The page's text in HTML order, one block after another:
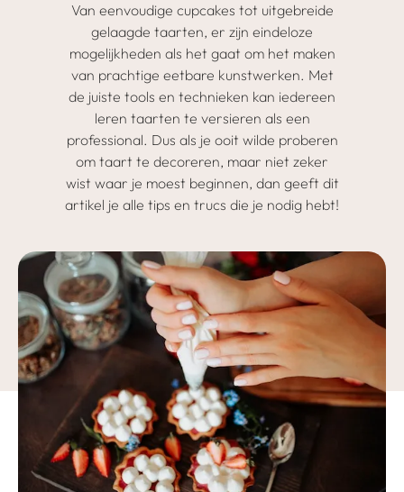
Van eenvoudige cupcakes tot uitgebreide
gelaagde taarten, er zijn eindeloze
mogelijkheden als het gaat om het maken
van prachtige eetbare kunstwerken. Met
de juiste tools en technieken kan iedereen
leren taarten te versieren als een
professional. Dus als je ooit wilde proberen
om taart te decoreren, maar niet zeker
wist waar je moest beginnen, dan geeft dit
artikel je alle tips en trucs die je nodig hebt!